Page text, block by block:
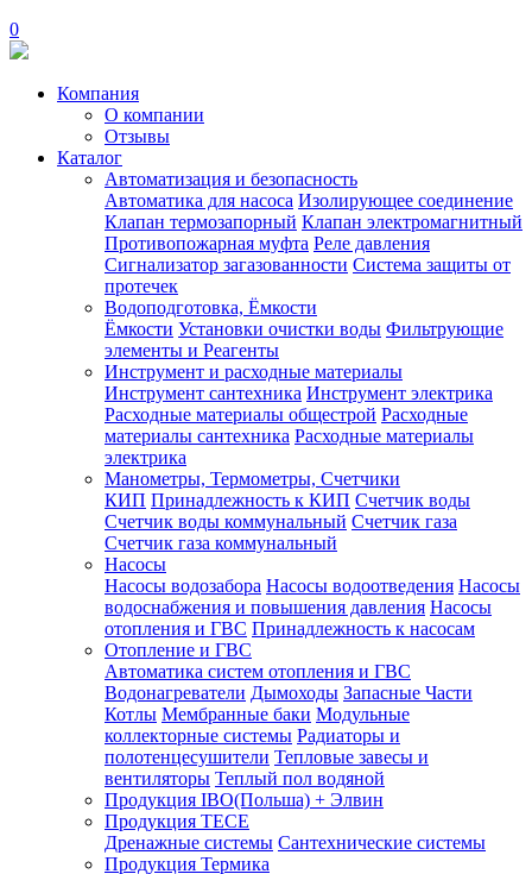
0
Компания
О компании
Отзывы
Каталог
Автоматизация и безопасность
Автоматика для насоса Изолирующее соединение
Клапан термозапорный Клапан электромагнитный
Противопожарная муфта Реле давления
Сигнализатор загазованности Система защиты от
протечек
Водоподготовка, Ёмкости
Ёмкости Установки очистки воды Фильтрующие
элементы и Реагенты
Инструмент и расходные материалы
Инструмент сантехника Инструмент электрика
Расходные материалы общестрой Расходные
материалы сантехника Расходные материалы
электрика
Манометры, Термометры, Счетчики
КИП Принадлежность к КИП Счетчик воды
Счетчик воды коммунальный Счетчик газа
Счетчик газа коммунальный
Насосы
Насосы водозабора Насосы водоотведения Насосы
водоснабжения и повышения давления Насосы
отопления и ГВС Принадлежность к насосам
Отопление и ГВС
Автоматика систем отопления и ГВС
Водонагреватели Дымоходы Запасные Части
Котлы Мембранные баки Модульные
коллекторные системы Радиаторы и
полотенцесушители Тепловые завесы и
вентиляторы Теплый пол водяной
Продукция IBO(Польша) + Элвин
Продукция TECE
Дренажные системы Сантехнические системы
Продукция Термика